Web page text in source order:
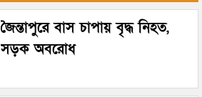
জৈন্তাপুরে বাস চাপায় বৃদ্ধ নিহত,
সড়ক অবরোধ